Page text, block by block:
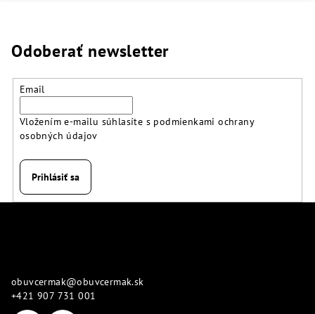
Odoberať newsletter
Email
Vložením e-mailu súhlasíte s podmienkami ochrany
osobných údajov
Prihlásiť sa
obuvcermak@obuvcermak.sk
+421 907 731 001